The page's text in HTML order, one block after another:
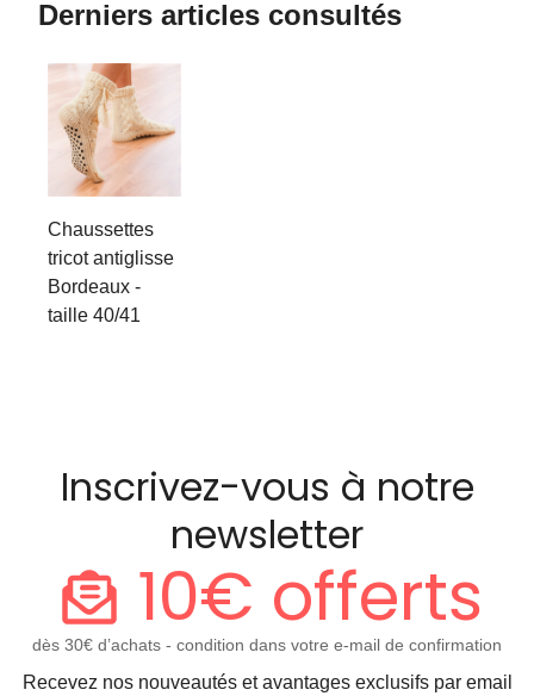
Derniers articles consultés
Chaussettes
tricot antiglisse
Bordeaux -
taille 40/41
Inscrivez-vous à notre
newsletter
10€ offerts
dès 30€ d’achats - condition dans votre e-mail de confirmation
Recevez nos nouveautés et avantages exclusifs par email